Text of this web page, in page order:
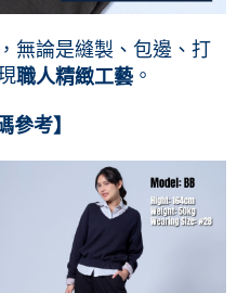
無論是縫製、包邊、打
職人精緻工藝 。
參考】